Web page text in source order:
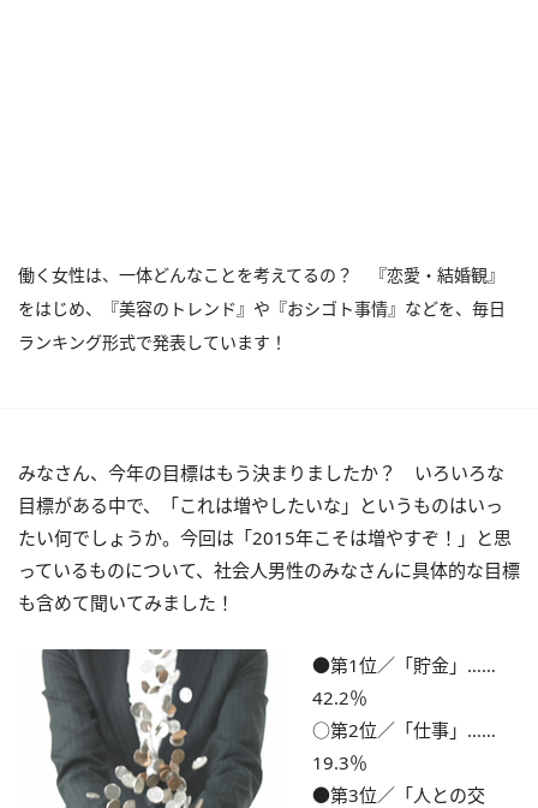
働く女性は、一体どんなことを考えてるの？ 『恋愛・結婚観』
をはじめ、『美容のトレンド』や『おシゴト事情』などを、毎日
ランキング形式で発表しています！
みなさん、今年の目標はもう決まりましたか？ いろいろな
目標がある中で、「これは増やしたいな」というものはいっ
たい何でしょうか。今回は「2015年こそは増やすぞ！」と思
っているものについて、社会人男性のみなさんに具体的な目標
も含めて聞いてみました！
●第1位／「貯金」……
42.2％
○第2位／「仕事」……
19.3％
●第3位／「人との交